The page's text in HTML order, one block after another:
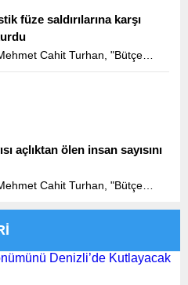
füze saldırılarına karşı
Cahit Turhan, "Bütçe
yanı sıra ülkemizin
açlıktan ölen insan sayısını
Cahit Turhan, "Bütçe
coğrafi olarak Türkiye’nin
dedi.